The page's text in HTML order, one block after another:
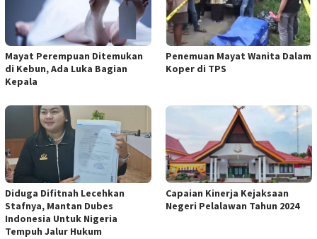
Mayat Perempuan Ditemukan
di Kebun, Ada Luka Bagian
Kepala
Penemuan Mayat Wanita Dalam
Koper di TPS
Diduga Difitnah Lecehkan
Stafnya, Mantan Dubes
Indonesia Untuk Nigeria
Tempuh Jalur Hukum
Capaian Kinerja Kejaksaan
Negeri Pelalawan Tahun 2024